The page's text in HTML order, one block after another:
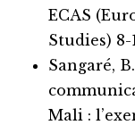
ECAS
Studies) 8-
Sangaré,
Mali :